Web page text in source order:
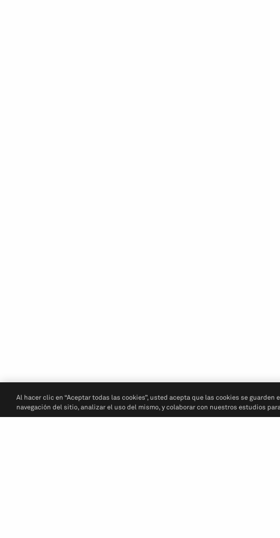
Al hacer clic en “Aceptar todas las cookies”, usted acepta que las cookies se guarden
navegación del sitio, analizar el uso del mismo, y colaborar con nuestros estudios